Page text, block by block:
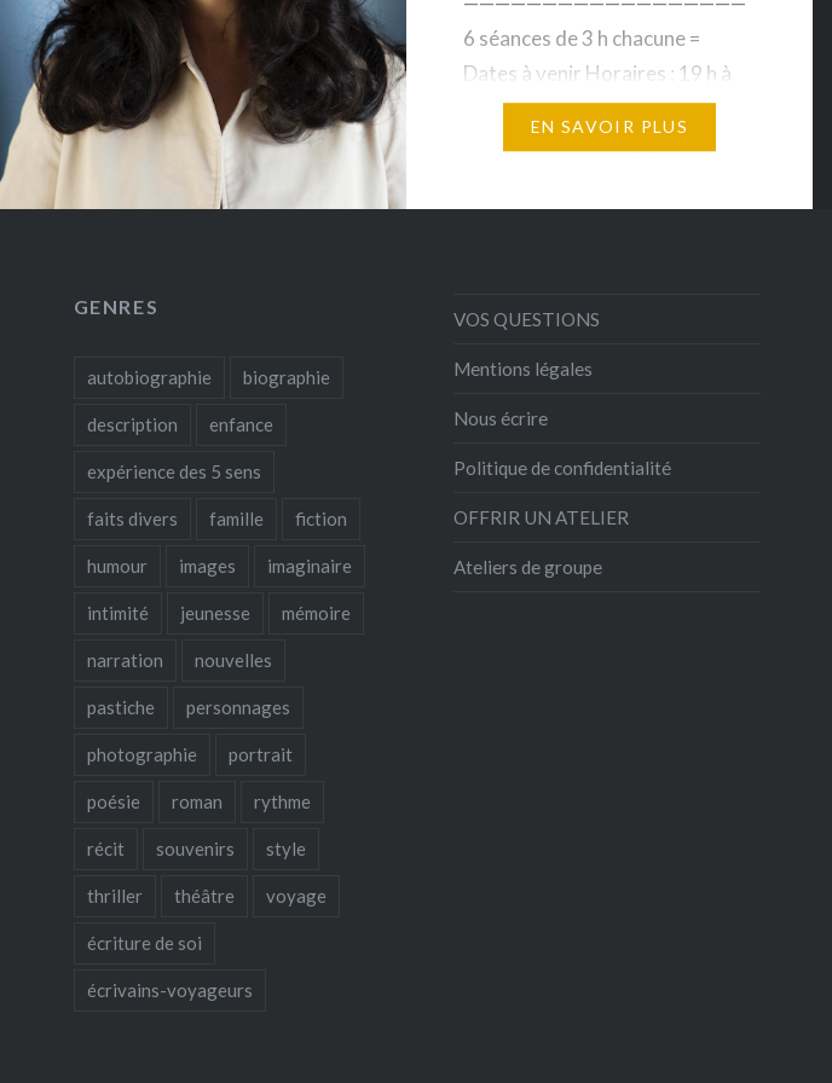
6 séances de 3 h chacune =
Dates à venir Horaires : 19 h à
22 h 12 places maximum 1250€
– L’art du portrait – Par quelle
EN SAVOIR PLUS
GENRES
autobiographie biographie
description enfance
expérience des 5 sens
faits divers famille fiction
humour images imaginaire
intimité jeunesse mémoire
narration nouvelles
pastiche personnages
photographie portrait
poésie roman rythme
récit souvenirs style
thriller théâtre voyage
écriture de soi
écrivains-voyageurs
VOS QUESTIONS
Mentions légales
Nous écrire
Politique de confidentialité
OFFRIR UN ATELIER
Ateliers de groupe